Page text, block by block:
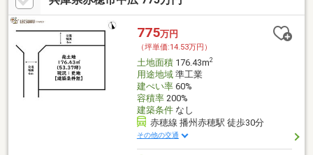
775万円
（坪単価:14.53万円）
土地面積176.43m2
用途地域準工業
建ぺい率60%
容積率200%
建築条件なし
赤穂線 播州赤穂駅 徒歩30分
その他の交通